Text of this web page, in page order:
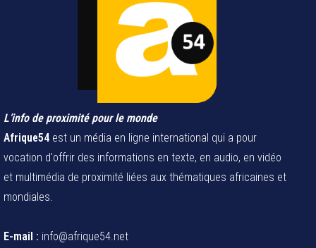
L’info de proximité pour le monde
Afrique54 est un média en ligne international qui a pour
vocation d'offrir des informations en texte, en audio, en vidéo
et multimédia de proximité liées aux thématiques africaines et
mondiales.
E-mail : info@afrique54.net